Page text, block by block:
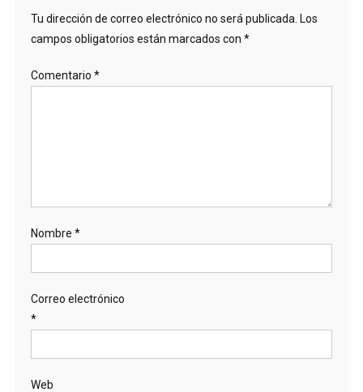
Tu dirección de correo electrónico no será publicada. Los
campos obligatorios están marcados con *
Comentario *
Nombre *
Correo electrónico
*
Web